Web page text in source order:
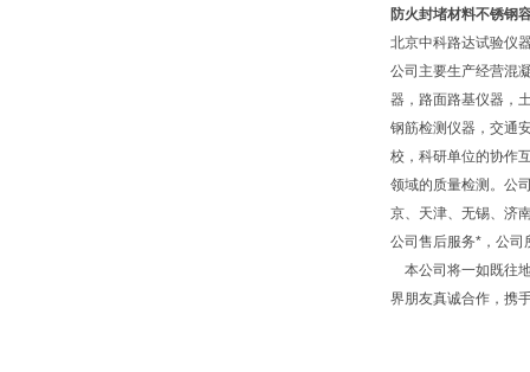
防火封堵材料不锈钢
北京中科路达试验仪
公司主要生产经营混
器，路面路基仪器，
钢筋检测仪器，交通
校，科研单位的协作
领域的质量检测。公
京、天津、无锡、济
公司售后服务*，公司
本公司将一如既往
界朋友真诚合作，携